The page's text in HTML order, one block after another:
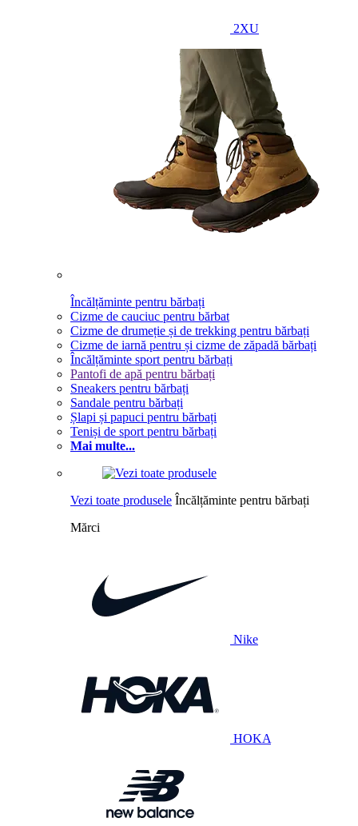
2XU
Încălțăminte pentru bărbați
Cizme de cauciuc pentru bărbat
Cizme de drumeție și de trekking pentru bărbați
Cizme de iarnă pentru și cizme de zăpadă bărbați
Încălțăminte sport pentru bărbați
Pantofi de apă pentru bărbați
Sneakers pentru bărbați
Sandale pentru bărbați
Șlapi și papuci pentru bărbați
Teniși de sport pentru bărbați
Mai multe...
Vezi toate produsele Încălțăminte pentru bărbați
Mărci
Nike
HOKA